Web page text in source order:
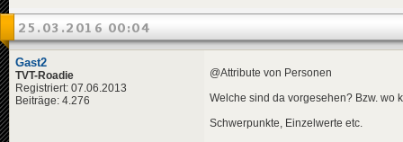
25.03.2016 00:04
Gast2
TVT-Roadie
Registriert: 07.06.2013
Beiträge: 4.276
@Attribute von Personen
Welche sind da vorgesehen? Bzw. wo
Schwerpunkte, Einzelwerte etc.